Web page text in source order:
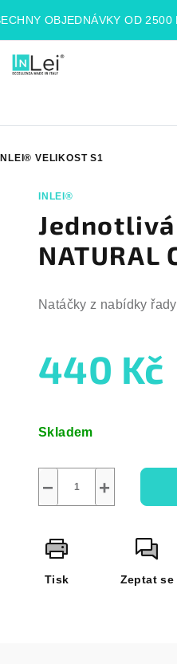
OBJEDNÁVKY OD 2500
VELIKOST S1
INLEI®
NATURAL
Natáčky z nabídky
440 Kč
cena:
Skladem
+
−
Tisk Zeptat se